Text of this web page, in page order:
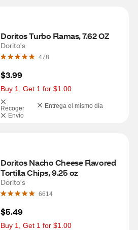
Doritos Turbo Flamas, 7.62 OZ
Dorito's
478
$3.99
Buy 1, Get 1 for $1.00
Recoger
Entrega el mismo día
Envío
Doritos Nacho Cheese Flavored
Tortilla Chips, 9.25 oz
Dorito's
6614
$5.49
Buy 1, Get 1 for $1.00